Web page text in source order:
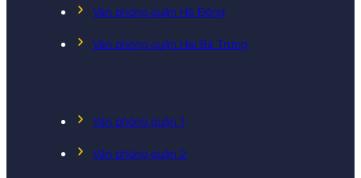
Văn phòng quận Hà Đông
Văn phòng quận Hai Bà Trưng
Văn phòng quận 1
Văn phòng quận 2